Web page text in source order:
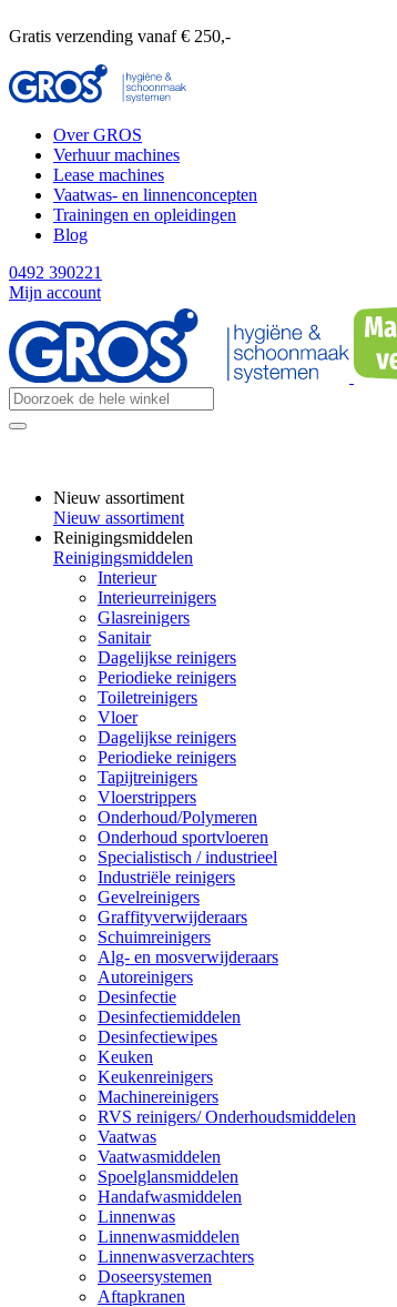
Gratis verzending vanaf € 250,-
Over GROS
Verhuur machines
Lease machines
Vaatwas- en linnenconcepten
Trainingen en opleidingen
Blog
0492 390221
Mijn account
Nieuw assortiment
Nieuw assortiment
Reinigingsmiddelen
Reinigingsmiddelen
Interieur
Interieurreinigers
Glasreinigers
Sanitair
Dagelijkse reinigers
Periodieke reinigers
Toiletreinigers
Vloer
Dagelijkse reinigers
Periodieke reinigers
Tapijtreinigers
Vloerstrippers
Onderhoud/Polymeren
Onderhoud sportvloeren
Specialistisch / industrieel
Industriële reinigers
Gevelreinigers
Graffityverwijderaars
Schuimreinigers
Alg- en mosverwijderaars
Autoreinigers
Desinfectie
Desinfectiemiddelen
Desinfectiewipes
Keuken
Keukenreinigers
Machinereinigers
RVS reinigers/ Onderhoudsmiddelen
Vaatwas
Vaatwasmiddelen
Spoelglansmiddelen
Handafwasmiddelen
Linnenwas
Linnenwasmiddelen
Linnenwasverzachters
Doseersystemen
Aftapkranen